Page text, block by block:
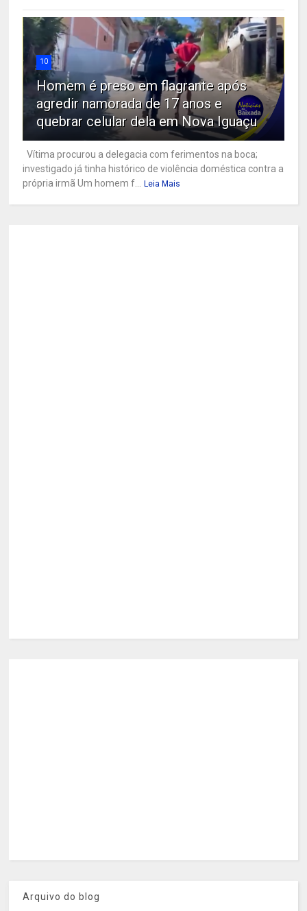
10
Homem é preso em flagrante após
agredir namorada de 17 anos e
quebrar celular dela em Nova Iguaçu
Vítima procurou a delegacia com ferimentos na boca;
investigado já tinha histórico de violência doméstica contra a
própria irmã Um homem f...
Leia Mais
Arquivo do blog